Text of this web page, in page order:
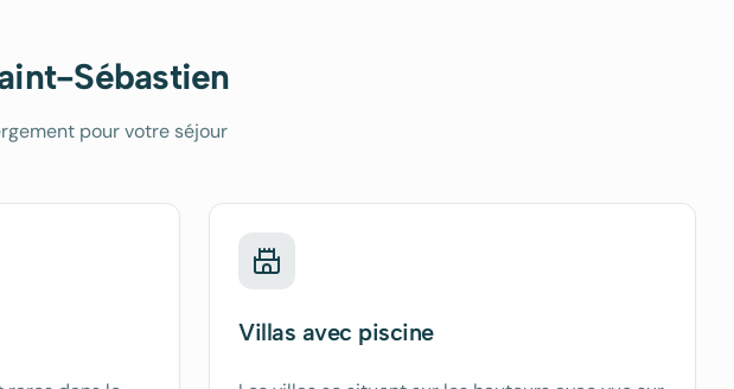
Sébastien
pour votre séjour
Villas avec piscine